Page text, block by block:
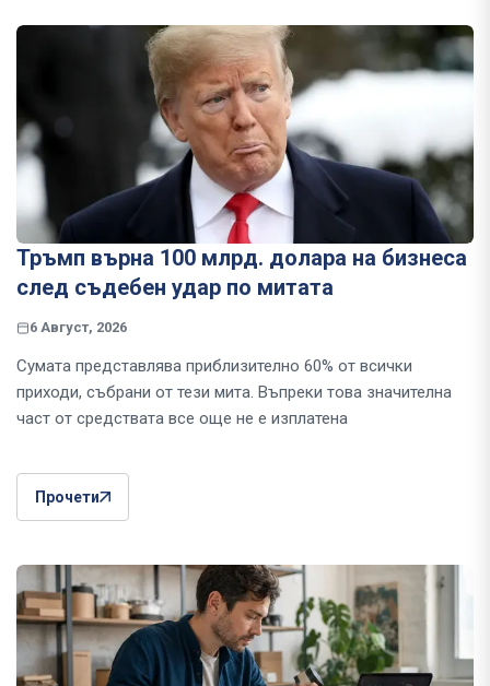
Тръмп върна 100 млрд. долара на бизнеса
след съдебен удар по митата
6 Август, 2026
Сумата представлява приблизително 60% от всички
приходи, събрани от тези мита. Въпреки това значителна
част от средствата все още не е изплатена
Прочети